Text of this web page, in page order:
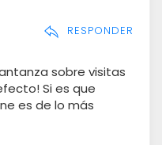
RESPONDER
sobre visitas
Si es que
es de lo más